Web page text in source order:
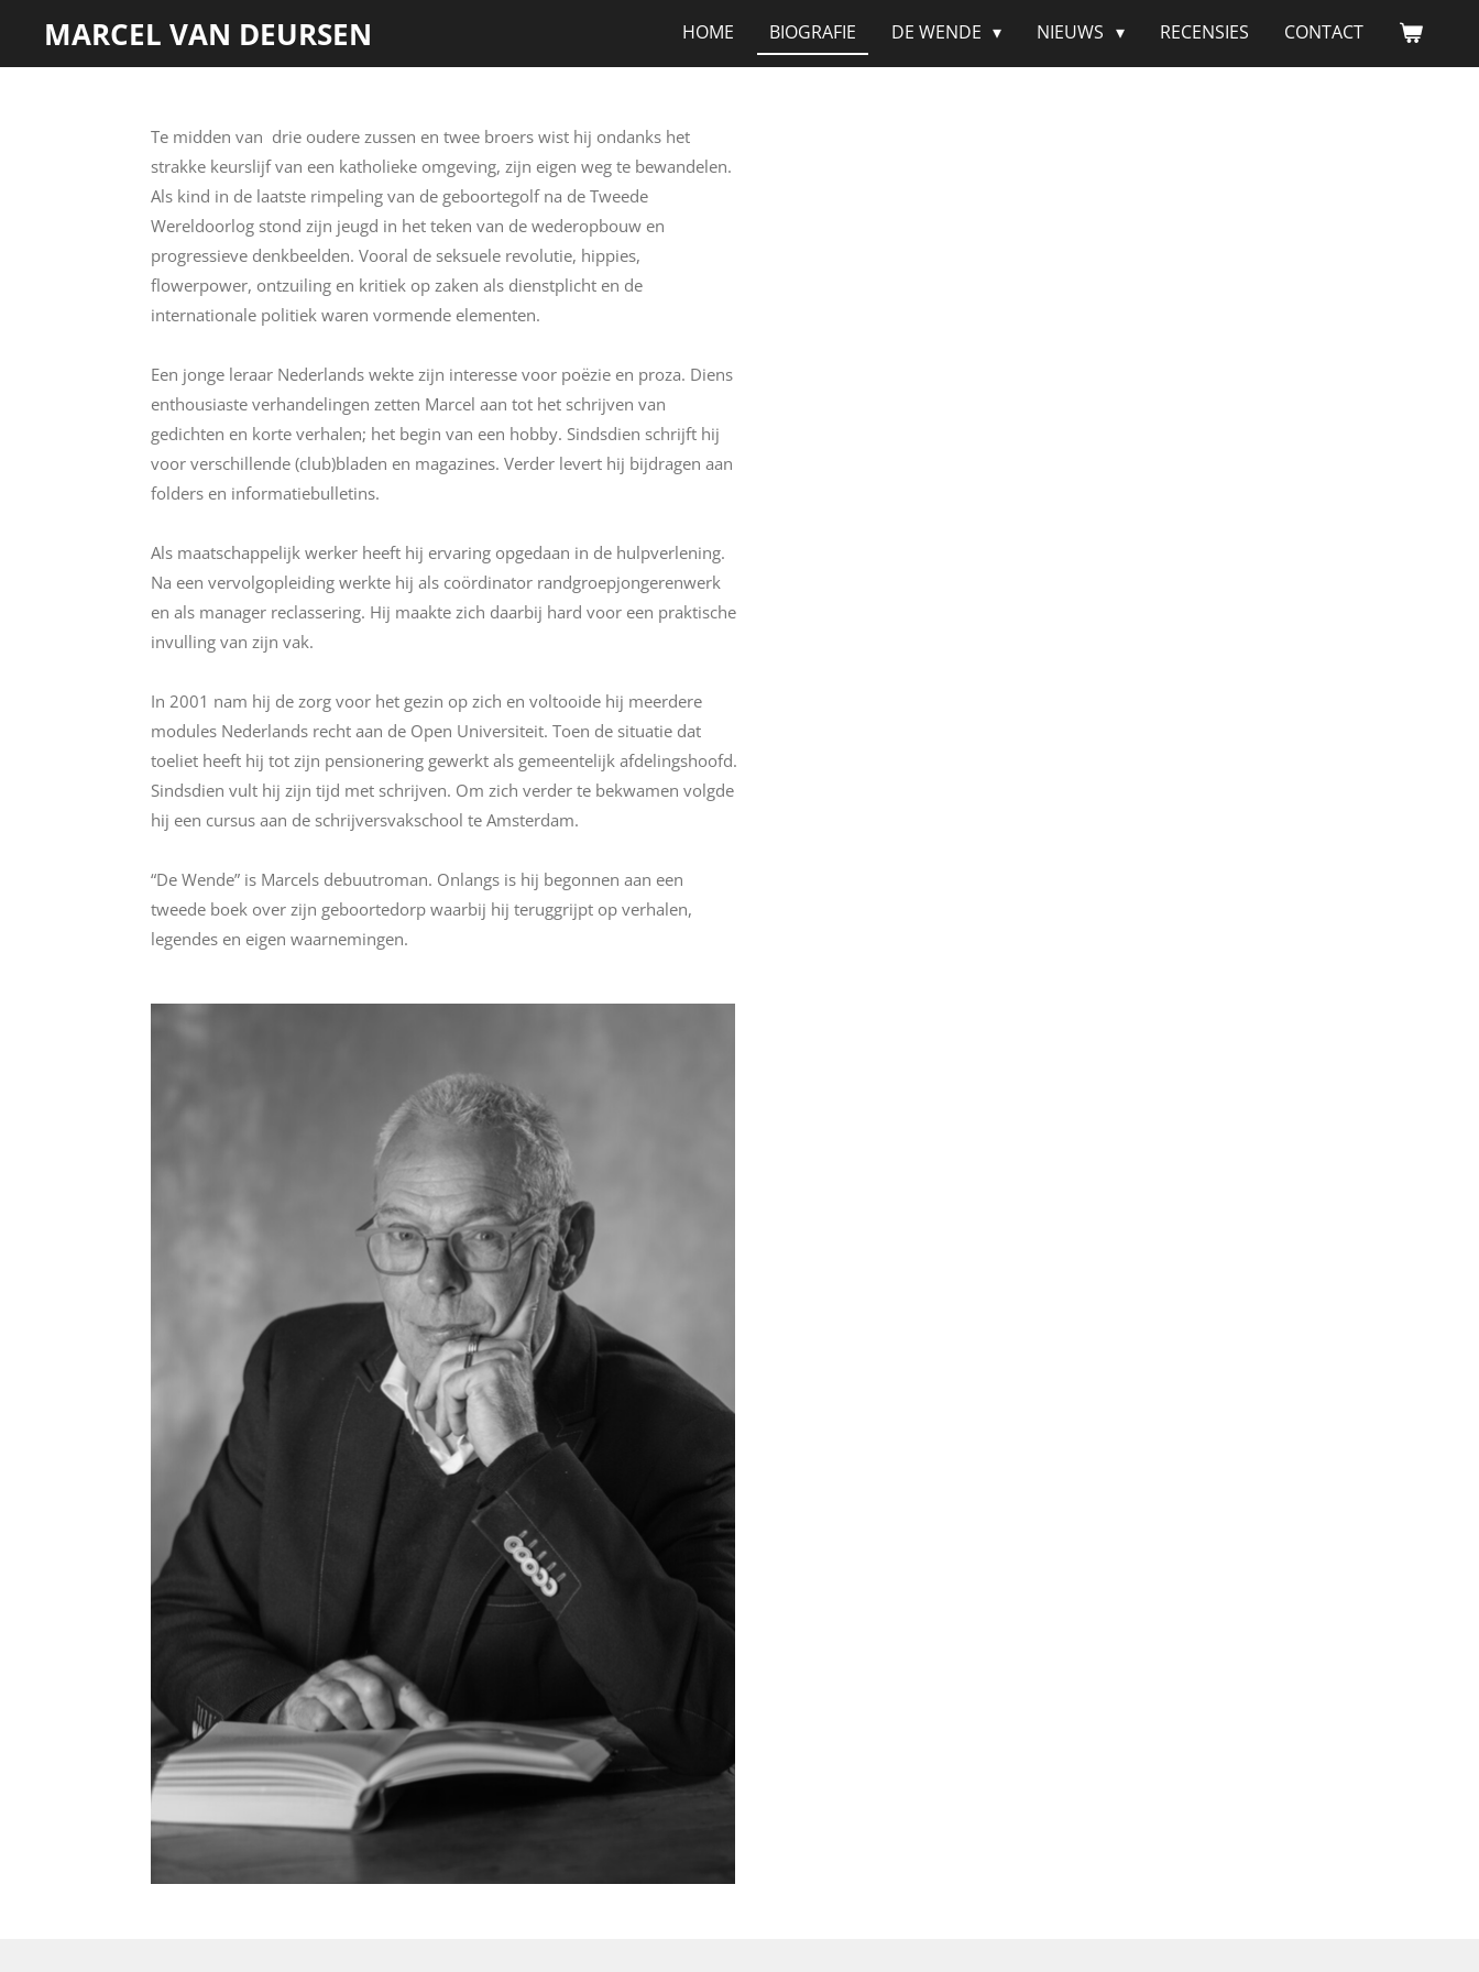
MARCEL VAN DEURSEN HOME BIOGRAFIE DE WENDE NIEUWS RECENSIES CONTACT
Te midden van drie oudere zussen en twee broers wist hij ondanks het
strakke keurslijf van een katholieke omgeving, zijn eigen weg te bewandelen.
Als kind in de laatste rimpeling van de geboortegolf na de Tweede
Wereldoorlog stond zijn jeugd in het teken van de wederopbouw en
progressieve denkbeelden. Vooral de seksuele revolutie, hippies,
flowerpower, ontzuiling en kritiek op zaken als dienstplicht en de
internationale politiek waren vormende elementen.
Een jonge leraar Nederlands wekte zijn interesse voor poëzie en proza. Diens
enthousiaste verhandelingen zetten Marcel aan tot het schrijven van
gedichten en korte verhalen; het begin van een hobby. Sindsdien schrijft hij
voor verschillende (club)bladen en magazines. Verder levert hij bijdragen aan
folders en informatiebulletins.
Als maatschappelijk werker heeft hij ervaring opgedaan in de hulpverlening.
Na een vervolgopleiding werkte hij als coördinator randgroepjongerenwerk
en als manager reclassering. Hij maakte zich daarbij hard voor een praktische
invulling van zijn vak.
In 2001 nam hij de zorg voor het gezin op zich en voltooide hij meerdere
modules Nederlands recht aan de Open Universiteit. Toen de situatie dat
toeliet heeft hij tot zijn pensionering gewerkt als gemeentelijk afdelingshoofd.
Sindsdien vult hij zijn tijd met schrijven. Om zich verder te bekwamen volgde
hij een cursus aan de schrijversvakschool te Amsterdam.
“De Wende” is Marcels debuutroman. Onlangs is hij begonnen aan een
tweede boek over zijn geboortedorp waarbij hij teruggrijpt op verhalen,
legendes en eigen waarnemingen.